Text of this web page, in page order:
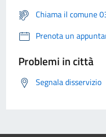
Chiama il comune
Prenota un
Problemi in città
Segnala disservizio